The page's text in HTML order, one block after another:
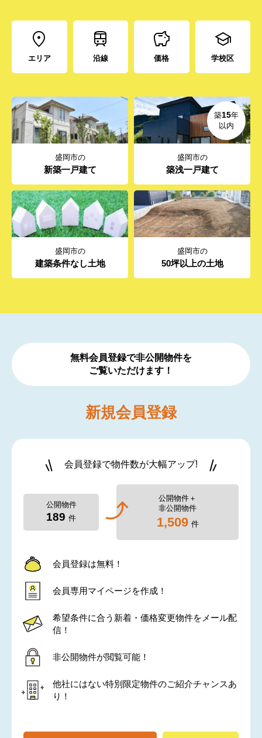
エリア 沿線 価格 学校区
盛岡市の
新築一戸建て
盛岡市の
築浅一戸建て
築15年
以内
盛岡市の
建築条件なし土地
盛岡市の
50坪以上の土地
無料会員登録で非公開物件を
ご覧いただけます！
新規会員登録
会員登録で物件数が大幅アップ!
公開物件
189 件
公開物件＋
非公開物件
1,509 件
会員登録は無料！
会員専用マイページを作成！
希望条件に合う新着・価格変更物件をメール配
信！
非公開物件が閲覧可能！
他社にはない特別限定物件のご紹介チャンスあ
り！